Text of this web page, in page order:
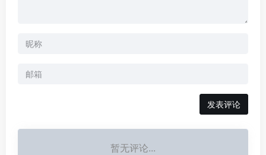
发表评论
暂无评论...